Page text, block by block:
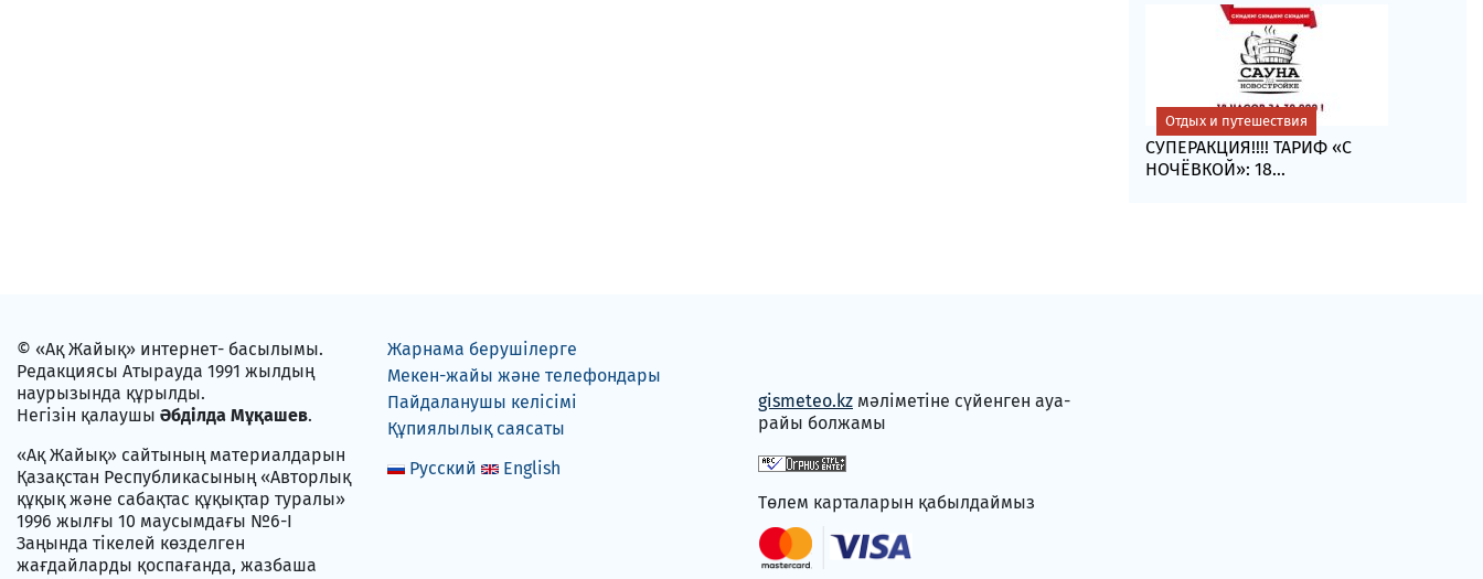
СУПЕРАКЦИЯ!!!! ТАРИФ «C
НОЧЁВКОЙ»: 18...
Отдых и путешествия
© «Ақ Жайық» интернет- басылымы.
Редакциясы Атырауда 1991 жылдың
наурызында құрылды.
Негізін қалаушы Әбділда Мұқашев.
«Ақ Жайық» сайтының материалдарын
Қазақстан Республикасының «Авторлық
құқық және сабақтас құқықтар туралы»
1996 жылғы 10 маусымдағы №6-I
Заңында тікелей көзделген
жағдайларды қоспағанда, жазбаша
Жарнама берушілерге
Мекен-жайы және телефондары
Пайдаланушы келісімі
Құпиялылық саясаты
Русский
English
gismeteo.kz мәліметіне сүйенген ауа-
райы болжамы
Төлем карталарын қабылдаймыз